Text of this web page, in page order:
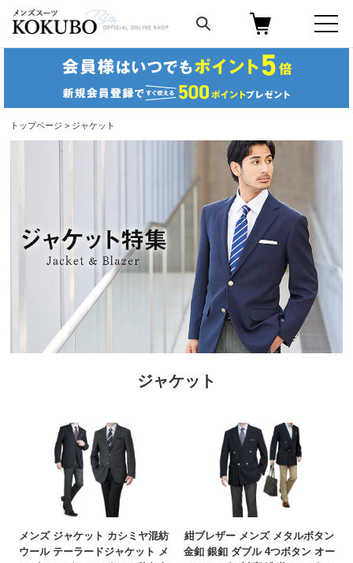
トップページ > ジャケット
ジャケット
メンズ ジャケット カシミヤ混紡
ウール テーラードジャケット メ
紺ブレザー メンズ メタルボタン
金釦 銀釦 ダブル 4つボタン オー